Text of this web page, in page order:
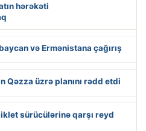
hərəkəti
və Ermənistana çağırış
Qəzza üzrə planını rədd etdi
sürücülərinə qarşı reyd